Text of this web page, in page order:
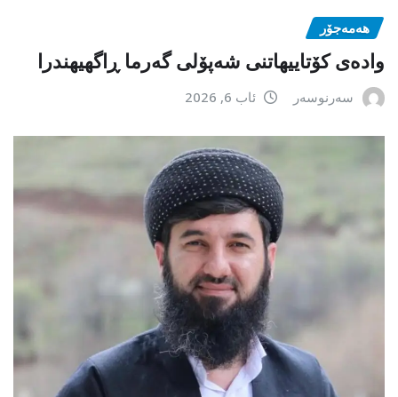
هەمەجۆر
وادەی کۆتاییهاتنی شەپۆلی گەرما ڕاگهیهندرا
سەرنوسەر ئاب 6, 2026